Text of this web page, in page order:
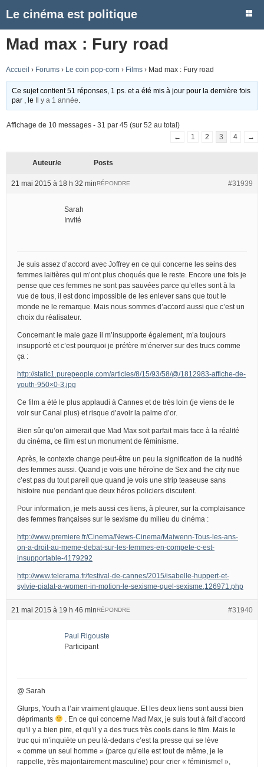
Le cinéma est politique
Mad max : Fury road
Accueil › Forums › Le coin pop-corn › Films › Mad max : Fury road
Ce sujet contient 51 réponses, 1 ps. et a été mis à jour pour la dernière fois
par
, le Il y a 1 année
Affichage de 10 messages - 31 par 45 (sur 52 au total)
←
1 2 3 4 →
Auteur/e Posts
21 mai 2015 à 18 h 32 min #31939
RÉPONDRE
Sarah
Invité
Je suis assez d’accord avec Joffrey en ce qui concerne les seins des
femmes laitières qui m’ont plus choqués que le reste. Encore une fois je
pense que ces femmes ne sont pas sauvées parce qu’elles sont à la
vue de tous, il est donc impossible de les enlever sans que tout le
monde ne le remarque. Mais nous sommes d’accord aussi que c’est un
choix du réalisateur.
Concernant le male gaze il m’insupporte également, m’a toujours
insupporté et c’est pourquoi je préfère m’énerver sur des trucs comme
ça :
http://static1.purepeople.com/articles/8/15/93/58/@/1812983-affiche-de-
youth-950×0-3.jpg
Ce film a été le plus applaudi à Cannes et de très loin (je viens de le
voir sur Canal plus) et risque d’avoir la palme d’or.
Bien sûr qu’on aimerait que Mad Max soit parfait mais face à la réalité
du cinéma, ce film est un monument de féminisme.
Après, le contexte change peut-être un peu la signification de la nudité
des femmes aussi. Quand je vois une héroïne de Sex and the city nue
c’est pas du tout pareil que quand je vois une strip teaseuse sans
histoire nue pendant que deux héros policiers discutent.
Pour information, je mets aussi ces liens, à pleurer, sur la complaisance
des femmes françaises sur le sexisme du milieu du cinéma :
http://www.premiere.fr/Cinema/News-Cinema/Maiwenn-Tous-les-ans-
on-a-droit-au-meme-debat-sur-les-femmes-en-compete-c-est-
insupportable-4179292
http://www.telerama.fr/festival-de-cannes/2015/isabelle-huppert-et-
sylvie-pialat-a-women-in-motion-le-sexisme-quel-sexisme,126971.php
21 mai 2015 à 19 h 46 min #31940
RÉPONDRE
Paul Rigouste
Participant
@ Sarah
Glurps, Youth a l’air vraiment glauque. Et les deux liens sont aussi bien
déprimants
. En ce qui concerne Mad Max, je suis tout à fait d’accord
qu’il y a bien pire, et qu’il y a des trucs très cools dans le film. Mais le
truc qui m’inquiète un peu là-dedans c’est la presse qui se lève
« comme un seul homme » (parce qu’elle est tout de même, je le
rappelle, très majoritairement masculine) pour crier « féminisme! »,